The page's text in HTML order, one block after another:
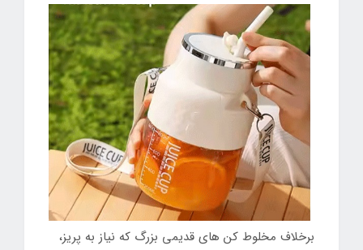
برخلاف مخلوط کن های قدیمی بزرگ که نیاز به پریز،